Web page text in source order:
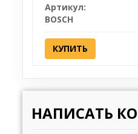
Артикул:
BOSCH
КУПИТЬ
НАПИСАТЬ